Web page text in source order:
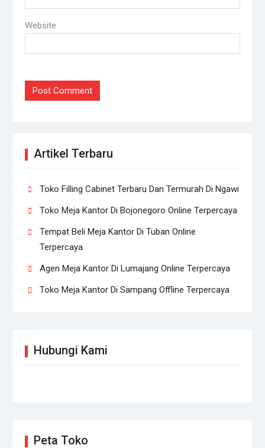
Website
Artikel Terbaru
Toko Filling Cabinet Terbaru Dan Termurah Di Ngawi
Toko Meja Kantor Di Bojonegoro Online Terpercaya
Tempat Beli Meja Kantor Di Tuban Online
Terpercaya
Agen Meja Kantor Di Lumajang Online Terpercaya
Toko Meja Kantor Di Sampang Offline Terpercaya
Hubungi Kami
Peta Toko